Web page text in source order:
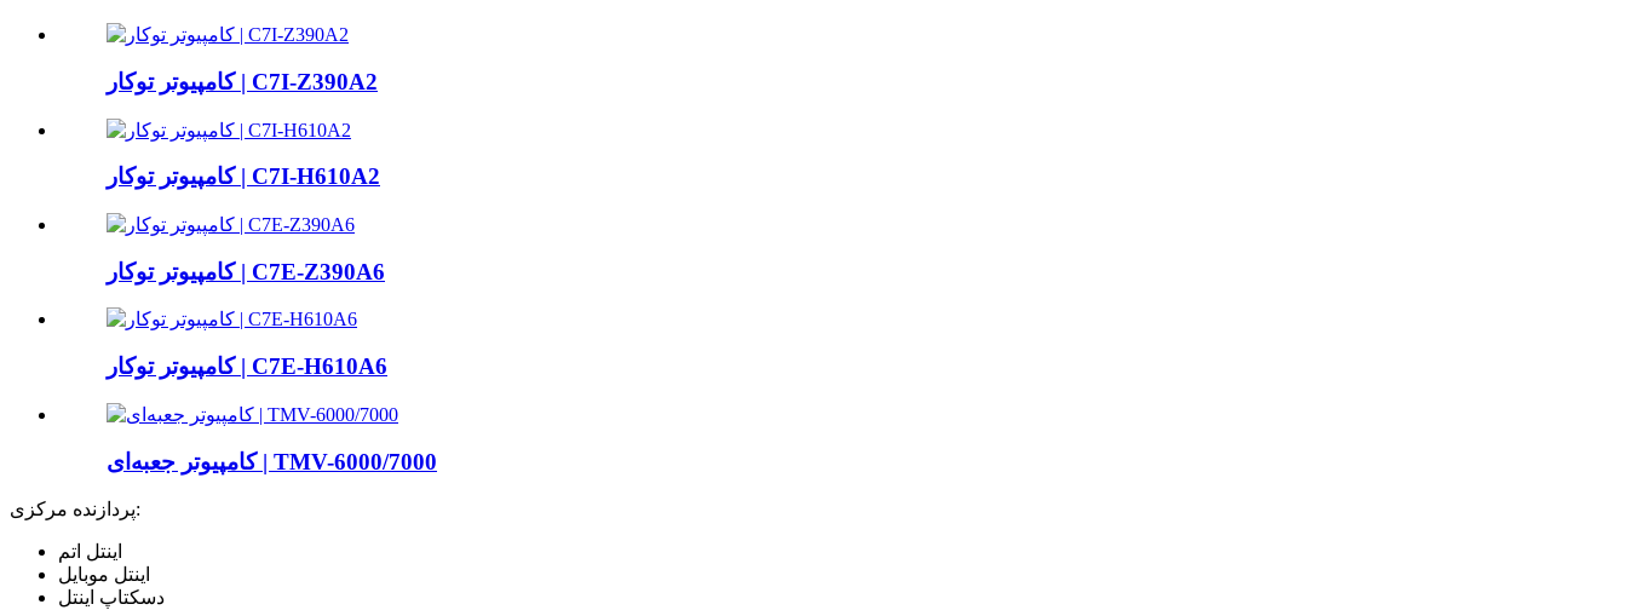
کامپیوتر توکار | C7I-Z390A2
کامپیوتر توکار | C7I-H610A2
کامپیوتر توکار | C7E-Z390A6
کامپیوتر توکار | C7E-H610A6
کامپیوتر جعبه‌ای | TMV-6000/7000
پردازنده مرکزی:
اینتل اتم
اینتل موبایل
دسکتاپ اینتل